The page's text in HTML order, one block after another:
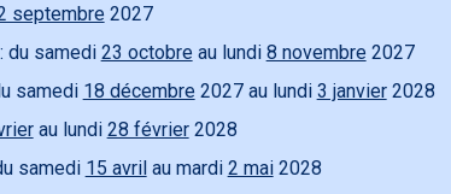
septembre 2027
du samedi 23 octobre au lundi 8 novembre 2027
samedi 18 décembre 2027 au lundi 3 janvier2028
au lundi 28 février2028
samedi 15 avril au mardi 2 mai2028